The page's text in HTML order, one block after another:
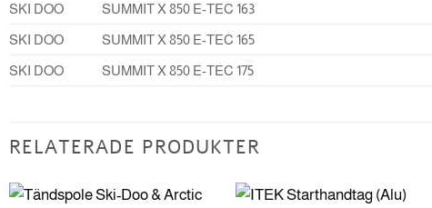
SKI DOO
SUMMIT X 850 E-TEC 163
SKI DOO
SUMMIT X 850 E-TEC 165
SKI DOO
SUMMIT X 850 E-TEC 175
RELATERADE PRODUKTER